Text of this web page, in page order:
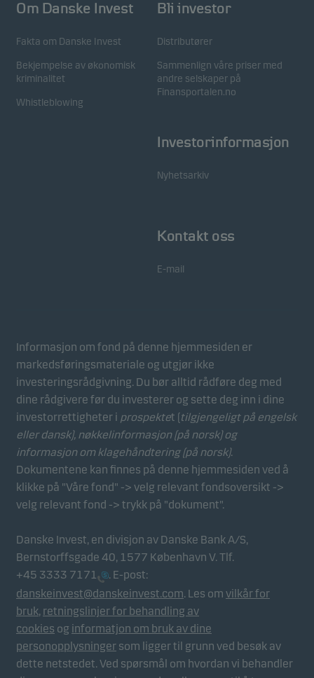
Om Danske Invest
Fakta om Danske Invest
Bekjempelse av økonomisk
kriminalitet
Whistleblowing
Bli investor
Distributører
Sammenlign våre priser med
andre selskaper på
Finansportalen.no
Investorinformasjon
Nyhetsarkiv
Kontakt oss
E-mail
Informasjon om fond på denne hjemmesiden er
markedsføringsmateriale og utgjør ikke
investeringsrådgivning. Du bør alltid rådføre deg med
dine rådgivere før du investerer og sette deg inn i dine
investorrettigheter i prospektet (tilgjengeligt på engelsk
eller dansk), nøkkelinformasjon (på norsk)og
informasjon om klagehåndtering (på norsk).
Dokumentene kan finnes på denne hjemmesiden ved å
klikke på "Våre fond" -> velg relevant fondsoversikt ->
velg relevant fond -> trykk på "dokument".
Danske Invest, en divisjon av Danske Bank A/S,
Bernstorffsgade 40, 1577 København V. Tlf.
+45 3333 7171
. E-post:
danskeinvest@danskeinvest.com. Les om vilkår for
bruk, retningslinjer for behandling av
cookies og informatjon om bruk av dine
personopplysninger som ligger til grunn ved besøk av
dette netstedet. Ved spørsmål om hvordan vi behandler